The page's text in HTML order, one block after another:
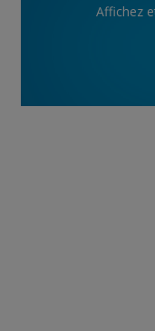
Affichez